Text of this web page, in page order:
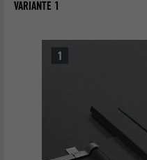
VARIANTE 1